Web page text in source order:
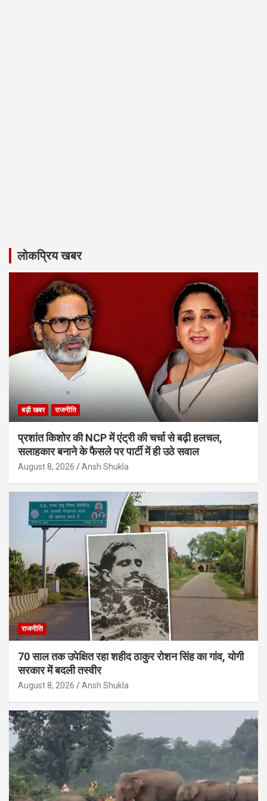
लोकप्रिय खबर
बड़ी खबर राजनीति
प्रशांत किशोर की NCP में एंट्री की चर्चा से बढ़ी हलचल,
सलाहकार बनाने के फैसले पर पार्टी में ही उठे सवाल
August 8, 2026 Ansh Shukla
राजनीति
70 साल तक उपेक्षित रहा शहीद ठाकुर रोशन सिंह का गांव, योगी
सरकार में बदली तस्वीर
August 8, 2026 Ansh Shukla